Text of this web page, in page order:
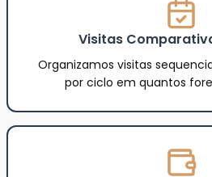
Visitas
Organizamos visitas
por ciclo em quantos